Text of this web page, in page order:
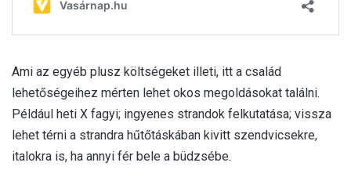
Ami az egyéb plusz költségeket illeti, itt a család
lehetőségeihez mérten lehet okos megoldásokat találni.
Például heti X fagyi; ingyenes strandok felkutatása; vissza
lehet térni a strandra hűtőtáskában kivitt szendvicsekre,
italokra is, ha annyi fér bele a büdzsébe.